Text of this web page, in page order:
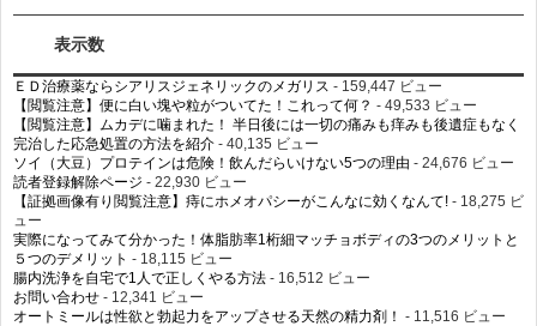
表示数
ＥＤ治療薬ならシアリスジェネリックのメガリス - 159,447 ビュー
【閲覧注意】便に白い塊や粒がついてた！これって何？ - 49,533 ビュー
【閲覧注意】ムカデに噛まれた！ 半日後には一切の痛みも痒みも後遺症もなく
完治した応急処置の方法を紹介 - 40,135 ビュー
ソイ（大豆）プロテインは危険！飲んだらいけない5つの理由 - 24,676 ビュー
読者登録解除ページ - 22,930 ビュー
【証拠画像有り閲覧注意】痔にホメオパシーがこんなに効くなんて! - 18,275 ビ
ュー
実際になってみて分かった！体脂肪率1桁細マッチョボディの3つのメリットと
５つのデメリット - 18,115 ビュー
腸内洗浄を自宅で1人で正しくやる方法 - 16,512 ビュー
お問い合わせ - 12,341 ビュー
オートミールは性欲と勃起力をアップさせる天然の精力剤！ - 11,516 ビュー